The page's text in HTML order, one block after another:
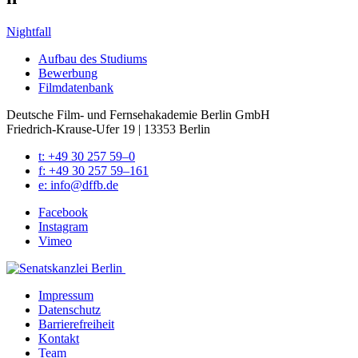
Nightfall
Auf­bau des Stu­di­ums
Bewer­bung
Film­da­ten­bank
Deutsche Film- und Fernseh­akademie Berlin GmbH
Friedrich-Krause-Ufer 19 | 13353 Berlin
t: +49 30 257 59–0
f: +49 30 257 59–161
e: info@​dffb.​de
Face­book
Insta­gram
Vimeo
Impres­sum
Daten­schutz
Bar­rie­re­frei­heit
Kon­takt
Team